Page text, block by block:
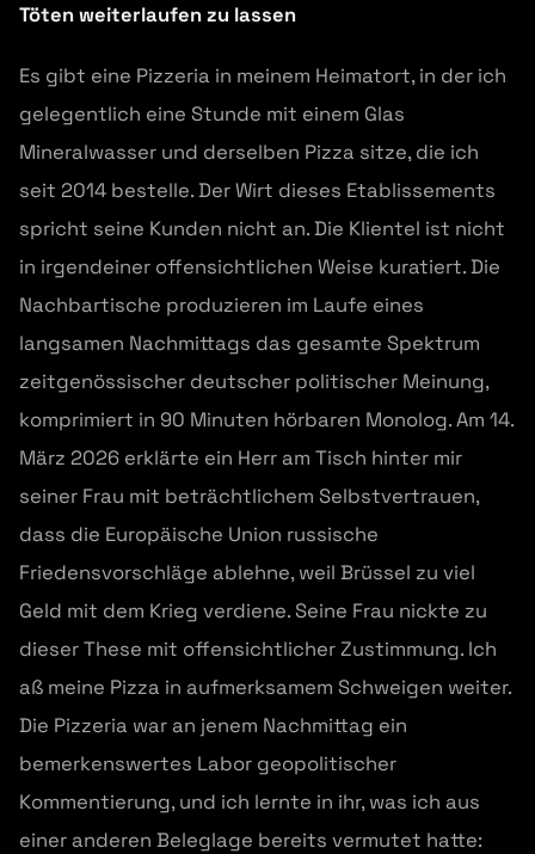
Töten weiterlaufen zu lassen
Es gibt eine Pizzeria in meinem Heimatort, in der ich
gelegentlich eine Stunde mit einem Glas
Mineralwasser und derselben Pizza sitze, die ich
seit 2014 bestelle. Der Wirt dieses Etablissements
spricht seine Kunden nicht an. Die Klientel ist nicht
in irgendeiner offensichtlichen Weise kuratiert. Die
Nachbartische produzieren im Laufe eines
langsamen Nachmittags das gesamte Spektrum
zeitgenössischer deutscher politischer Meinung,
komprimiert in 90 Minuten hörbaren Monolog. Am 14.
März 2026 erklärte ein Herr am Tisch hinter mir
seiner Frau mit beträchtlichem Selbstvertrauen,
dass die Europäische Union russische
Friedensvorschläge ablehne, weil Brüssel zu viel
Geld mit dem Krieg verdiene. Seine Frau nickte zu
dieser These mit offensichtlicher Zustimmung. Ich
aß meine Pizza in aufmerksamem Schweigen weiter.
Die Pizzeria war an jenem Nachmittag ein
bemerkenswertes Labor geopolitischer
Kommentierung, und ich lernte in ihr, was ich aus
einer anderen Beleglage bereits vermutet hatte: